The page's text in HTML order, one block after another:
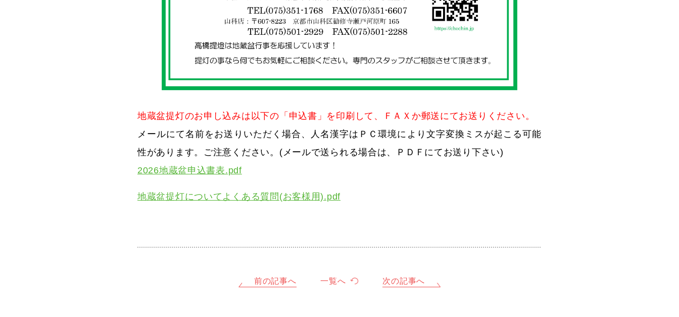
地蔵盆提灯のお申し込みは以下の「申込書」を印刷して、ＦＡＸか郵送にてお送りください。
メールにて名前をお送りいただく場合、人名漢字はＰＣ環境により文字変換ミスが起こる可能
性があります。ご注意ください。(メールで送られる場合は、ＰＤＦにてお送り下さい)
2026地蔵盆申込書表.pdf
地蔵盆提灯についてよくある質問(お客様用).pdf
前の記事へ 一覧へ 次の記事へ